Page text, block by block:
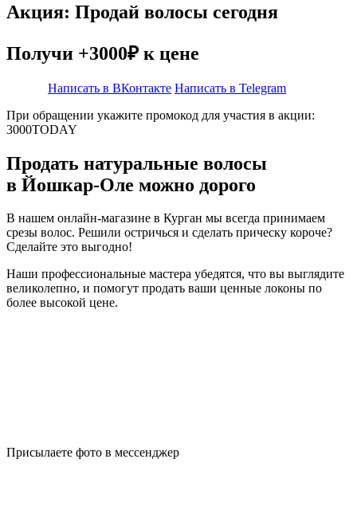
Акция: Продай волосы сегодня
Получи +3000₽ к цене
Написать в ВКонтакте Написать в Telegram
При обращении укажите промокод для участия в акции:
3000TODAY
Продать натуральные волосы
в Йошкар-Оле можно дорого
В нашем онлайн-магазине в Курган мы всегда принимаем
срезы волос. Решили остричься и сделать прическу короче?
Сделайте это выгодно!
Наши профессиональные мастера убедятся, что вы выглядите
великолепно, и помогут продать ваши ценные локоны по
более высокой цене.
Присылаете фото в мессенджер